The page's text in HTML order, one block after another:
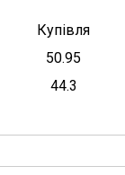
Купівля
50.95
44.3